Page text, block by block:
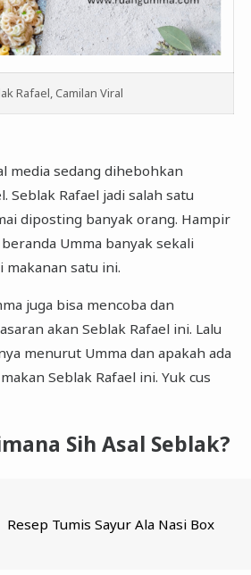
Rafael, Camilan Viral
media sedang dihebohkan
Seblak Rafael jadi salah satu
diposting banyak orang. Hampir
Umma banyak sekali
satu ini.
juga bisa mencoba dan
akan Seblak Rafael ini. Lalu
menurut Umma dan apakah ada
Seblak Rafael ini. Yuk cus
Sih Asal Seblak?
Resep Tumis Sayur Ala Nasi Box